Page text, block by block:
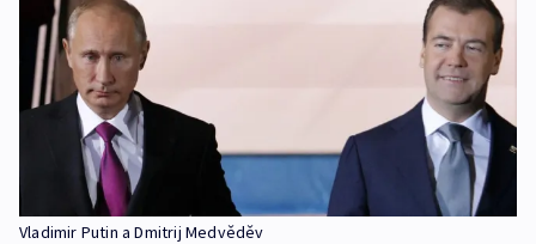
Vladimir Putin a Dmitrij Medvěděv